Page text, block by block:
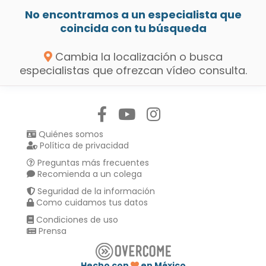
No encontramos a un especialista que
coincida con tu búsqueda
Cambia la localización o busca
especialistas que ofrezcan vídeo consulta.
Quiénes somos
Política de privacidad
Preguntas más frecuentes
Recomienda a un colega
Seguridad de la información
Como cuidamos tus datos
Condiciones de uso
Prensa